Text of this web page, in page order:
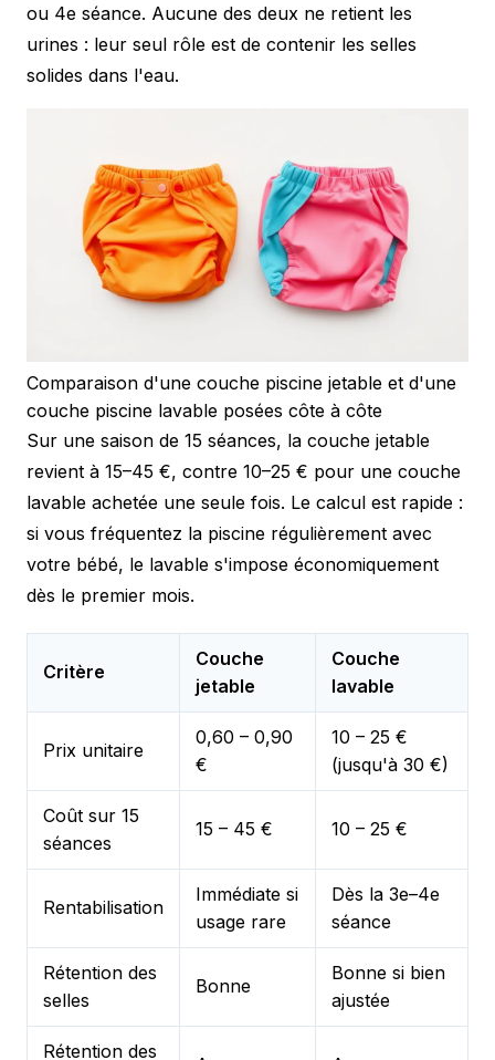
ou 4e séance. Aucune des deux ne retient les
urines : leur seul rôle est de contenir les selles
solides dans l'eau.
Comparaison d'une couche piscine jetable et d'une
couche piscine lavable posées côte à côte
Sur une saison de 15 séances, la couche jetable
revient à 15–45 €, contre 10–25 € pour une couche
lavable achetée une seule fois. Le calcul est rapide :
si vous fréquentez la piscine régulièrement avec
votre bébé, le lavable s'impose économiquement
dès le premier mois.
Critère
Couche
jetable
Couche
lavable
Prix unitaire
0,60 – 0,90
€
10 – 25 €
(jusqu'à 30 €)
Coût sur 15
séances
15 – 45 € 10 – 25 €
Rentabilisation
Immédiate si
usage rare
Dès la 3e–4e
séance
Rétention des
selles
Bonne
Bonne si bien
ajustée
Rétention des